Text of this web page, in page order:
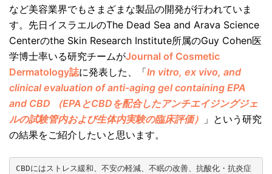
など美容業界でもさまざまな製品の開発が行われていま
す。先日イスラエルのThe Dead Sea and Arava Science
Centerのthe Skin Research Institute所属のGuy Cohen医
学博士率いる研究チームがJournal of Cosmetic
Dermatology誌に発表した、「In vitro, ex vivo, and
clinical evaluation of anti-aging gel containing EPA
and CBD （EPAとCBDを配合したアンチエイジングジェ
ルの試験管内および生体内実験の臨床評価）
」という研究
の結果をご紹介したいと思います。
CBDにはストレス緩和、不安の軽減、不眠の改善、抗酸化・抗炎症